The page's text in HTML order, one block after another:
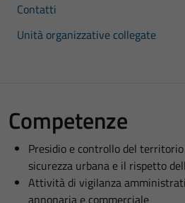
Contatti
Unità organizzative collegate
Competenze
Presidio e controllo del
sicurezza urbana e il rispetto
Attività di vigilanza
annonaria e commerciale